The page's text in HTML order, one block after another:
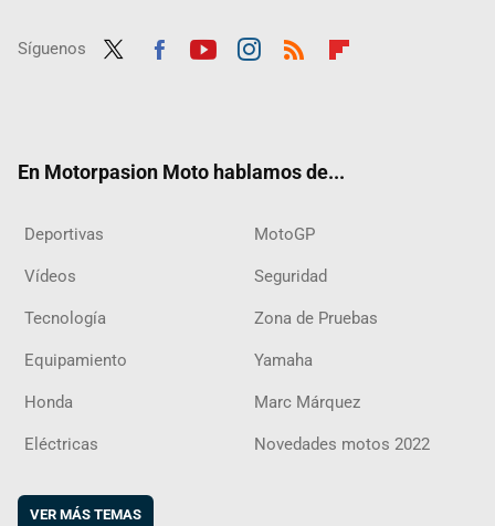
Síguenos
En Motorpasion Moto hablamos de...
Deportivas MotoGP
Vídeos Seguridad
Tecnología Zona de Pruebas
Equipamiento Yamaha
Honda Marc Márquez
Eléctricas Novedades motos 2022
VER MÁS TEMAS